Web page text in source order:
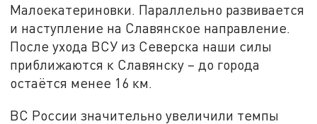
Малоекатериновки. Параллельно развивается
и наступление на Славянское направление.
После ухода ВСУ из Северска наши силы
приближаются к Славянску – до города
остаётся менее 16 км.
ВС России значительно увеличили темпы